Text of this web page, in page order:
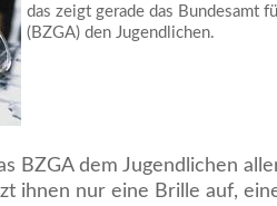
das zeigt gerade das Bundesamt
(BZGA) den Jugendlichen.
BZGA dem Jugendlichen
ihnen nur eine Brille auf,